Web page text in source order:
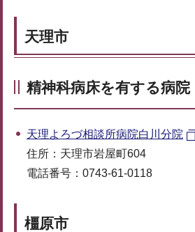
天理市
精神科病床を有する病院
天理よろづ相談所病院白川分院
住所：天理市岩屋町604
電話番号：0743-61-0118
橿原市